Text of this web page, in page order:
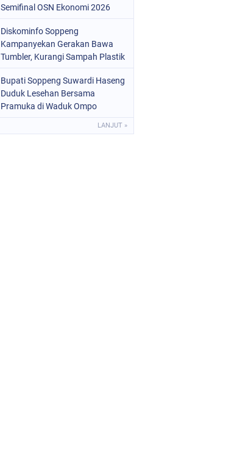
Semifinal OSN Ekonomi 2026
Diskominfo Soppeng
Kampanyekan Gerakan Bawa
Tumbler, Kurangi Sampah Plastik
Bupati Soppeng Suwardi Haseng
Duduk Lesehan Bersama
Pramuka di Waduk Ompo
LANJUT »